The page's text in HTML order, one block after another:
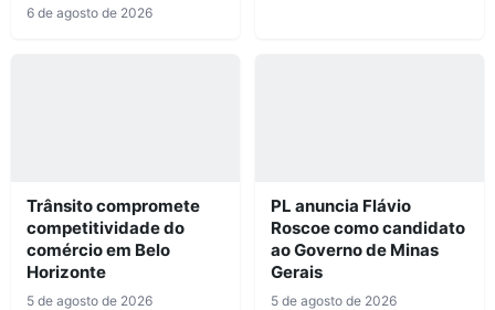
6 de agosto de 2026
Trânsito compromete
competitividade do
comércio em Belo
Horizonte
5 de agosto de 2026
PL anuncia Flávio
Roscoe como candidato
ao Governo de Minas
Gerais
5 de agosto de 2026